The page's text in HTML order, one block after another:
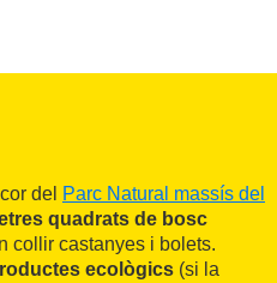
del Parc Natural massís del
quadrats de bosc
collir castanyes i bolets.
ecològics (si la